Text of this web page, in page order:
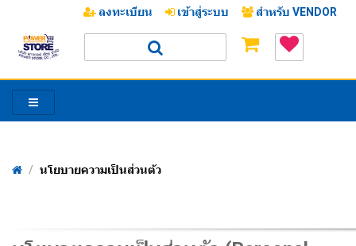
ลงทะเบียน เข้าสู่ระบบ สำหรับ VENDOR
/ นโยบายความเป็นส่วนตัว